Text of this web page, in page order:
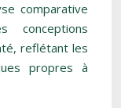
comparative
conceptions
reflétant les
propres à